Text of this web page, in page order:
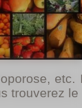
etc.
trouverez